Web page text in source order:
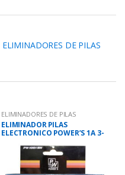
ELIMINADORES DE PILAS
ELIMINADORES DE PILAS
ELIMINADOR PILAS
ELECTRONICO POWER’S 1A 3-